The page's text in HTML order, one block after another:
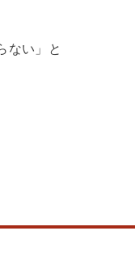
ない」と